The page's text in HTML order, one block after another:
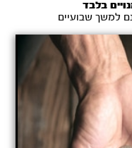
בלבד
למשך שבועיים